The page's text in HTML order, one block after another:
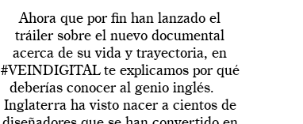
Ahora que por fin han lanzado el
tráiler sobre el nuevo documental
acerca de su vida y trayectoria, en
#VEINDIGITAL te explicamos por qué
deberías conocer al genio inglés.
Inglaterra ha visto nacer a cientos de